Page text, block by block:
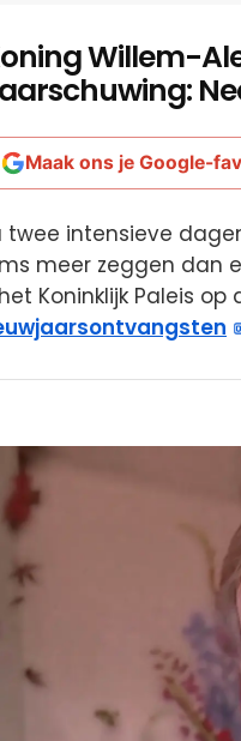
Willem-
Maak ons je Google-
twee intensieve
meer zeggen dan
Koninklijk Paleis